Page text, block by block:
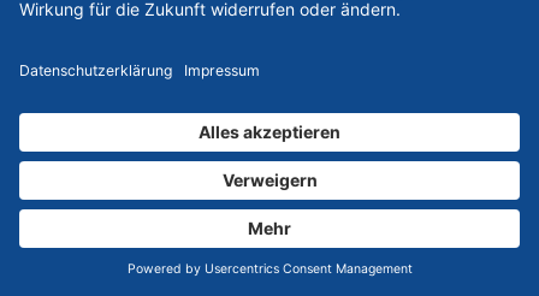
Angebot anfordern
In Liste eintragen
Art. Nr.: 202514761018